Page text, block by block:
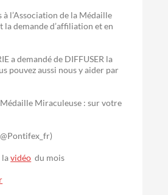
à l’Association de la Médaille
demande d’affiliation et en
a demandé de DIFFUSER la
pouvez aussi nous y aider par
Médaille Miraculeuse : sur votre
lavidéo du mois